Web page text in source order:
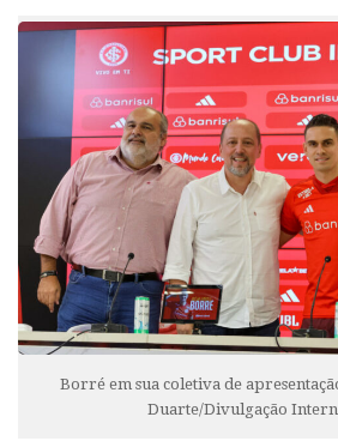
Borré em sua coletiva de
Duarte/Divulgação